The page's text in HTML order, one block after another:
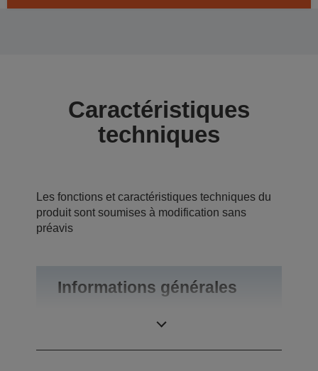
Caractéristiques
techniques
Les fonctions et caractéristiques techniques du
produit sont soumises à modification sans
préavis
Informations générales